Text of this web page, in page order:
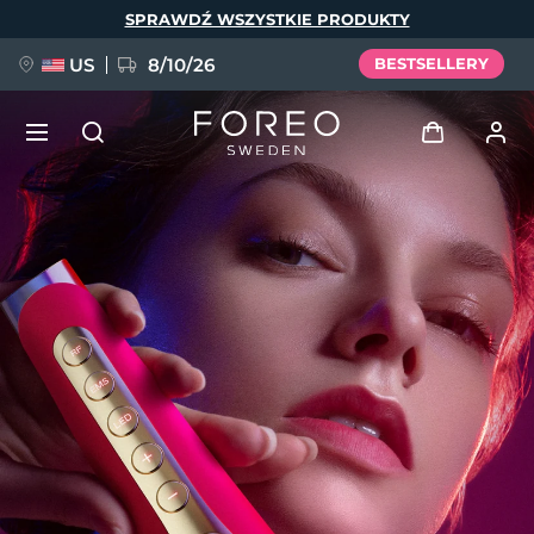
SPRAWDŹ WSZYSTKIE PRODUKTY
US 8/10/26 BESTSELLERY
Zaloguj
Profil użytkownika
Moje urządzenia
Moje zamówienia
Moje adresy
Moje subskrypcje
NOWOŚĆ
FAQ™ Pure Beauty-Tech Elixir
BREAKING NEWS
issa™ Teeth Whitening Set
Język
English Deutsch
Español
Français
Italiano
Português
Polski
Svenska
Русский
Türkçe
简体中文 繁體中文